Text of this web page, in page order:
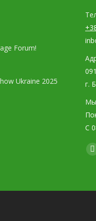
Forum!
Ukraine 2025
г.
Мы
С